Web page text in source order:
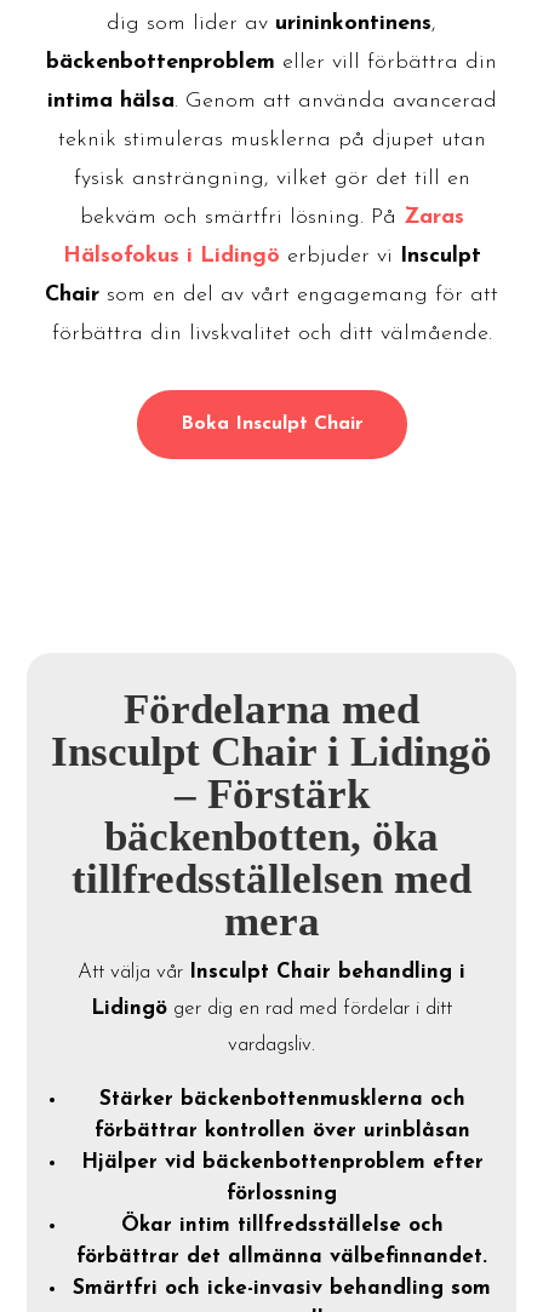
dig som lider av urininkontinens,
bäckenbottenproblem eller vill förbättra din
intima hälsa. Genom att använda avancerad
teknik stimuleras musklerna på djupet utan
fysisk ansträngning, vilket gör det till en
bekväm och smärtfri lösning. På Zaras
Hälsofokus i Lidingö erbjuder vi Insculpt
Chair som en del av vårt engagemang för att
förbättra din livskvalitet och ditt välmående.
Boka Insculpt Chair
Fördelarna med
Insculpt Chair i Lidingö
– Förstärk
bäckenbotten, öka
tillfredsställelsen med
mera
Att välja vår
Insculpt Chair behandling i
Lidingö ger dig en rad med fördelar i ditt
vardagsliv.
Stärker bäckenbottenmusklerna och
förbättrar kontrollen över urinblåsan
Hjälper vid bäckenbottenproblem efter
förlossning
Ökar intim tillfredsställelse och
förbättrar det allmänna välbefinnandet.
Smärtfri och icke-invasiv behandling som